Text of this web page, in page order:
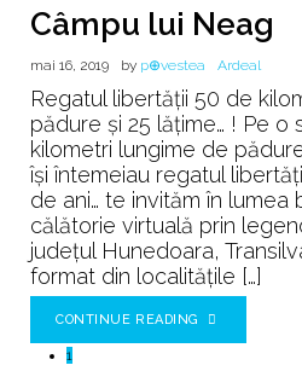
Câmpu lui Neag
mai 16, 2019 by p⊕vestea Ardeal
Regatul libertății 50 de
pădure și 25 lățime… ! Pe
kilometri lungime de
își întemeiau regatul
de ani… te invităm în lumea
călătorie virtuală prin
județul Hunedoara,
format din localitățile […]
CONTINUE READING
1